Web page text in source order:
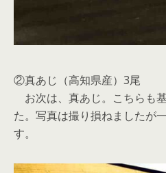
②真あじ（高知県産）3尾
お次は、真あじ。こちらも
た。写真は撮り損ねましたが
す。